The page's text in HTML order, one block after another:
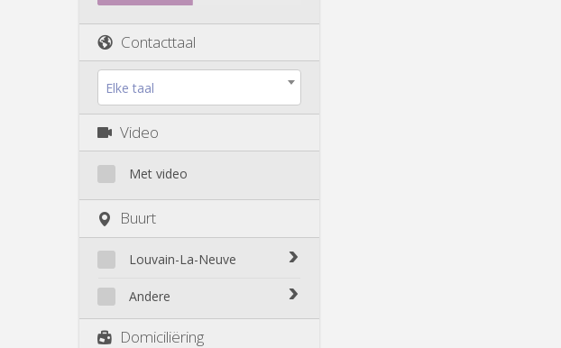
Contacttaal
Elke taal
Video
Met video
Buurt
Louvain-La-Neuve
Biéreau
Centre
Andere
Domiciliëring